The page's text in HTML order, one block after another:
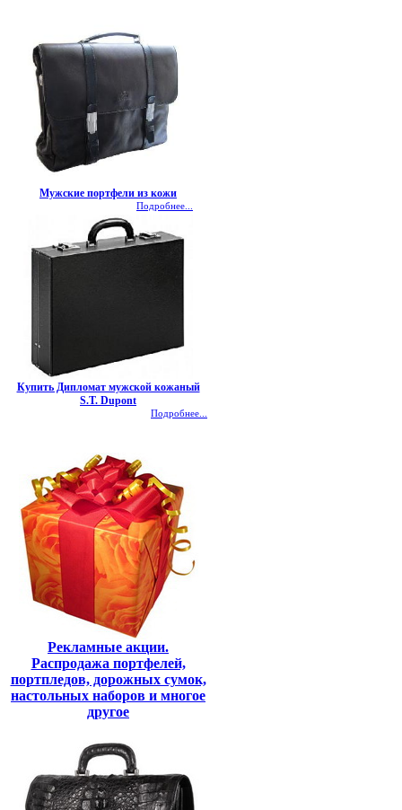
Мужские портфели из кожи
Подробнее...
Купить Дипломат мужской кожаный
S.T. Dupont
Подробнее...
Рекламные акции.
Распродажа портфелей,
портпледов, дорожных сумок,
настольных наборов и многое
другое